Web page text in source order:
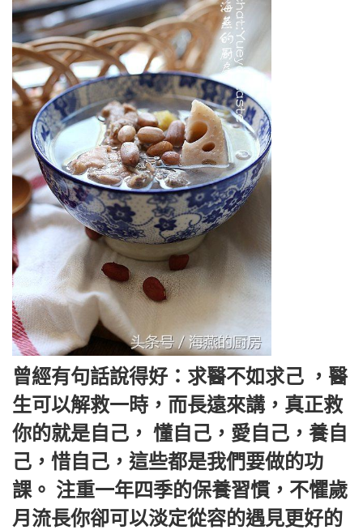
曾經有句話說得好：求醫不如求己 ，醫
生可以解救一時，而長遠來講，真正救
你的就是自己， 懂自己，愛自己，養自
己，惜自己，這些都是我們要做的功
課。 注重一年四季的保養習慣，不懼歲
月流長你卻可以淡定從容的遇見更好的